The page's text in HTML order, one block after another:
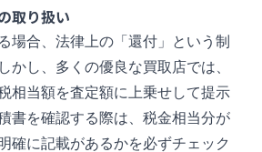
取り扱い
場合、法律上の「還付」という制
かし、多くの優良な買取店では、
相当額を査定額に上乗せして提示
書を確認する際は、税金相当分が
確に記載があるかを必ずチェック